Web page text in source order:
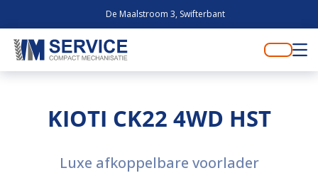
De Maalstroom 3, Swifterbant
KIOTI CK22 4WD HST
Luxe afkoppelbare voorlader